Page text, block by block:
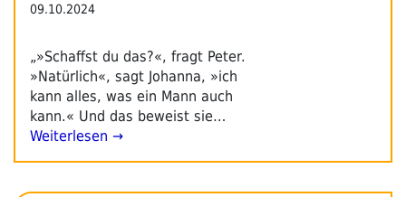
09.10.2024
„»Schaffst du das?«, fragt Peter.
»Natürlich«, sagt Johanna, »ich
kann alles, was ein Mann auch
kann.« Und das beweist sie…
Weiterlesen →